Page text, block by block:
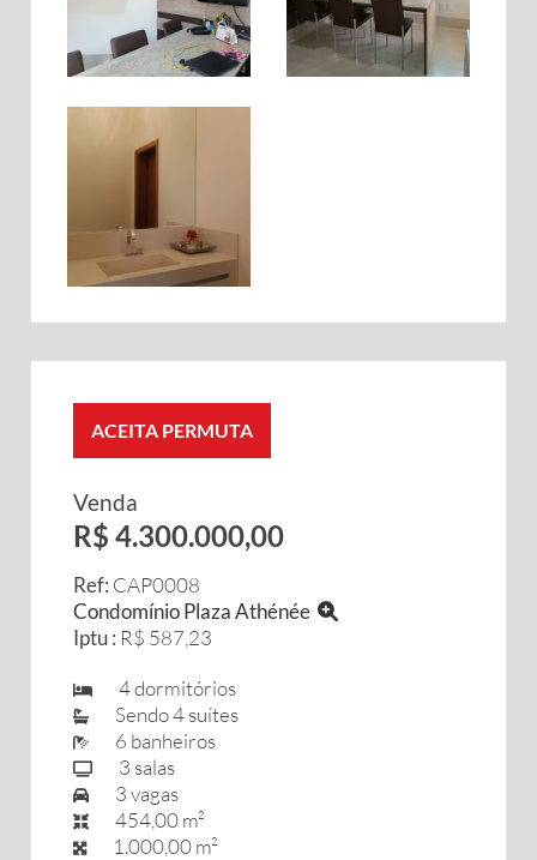
ACEITA PERMUTA
Venda
R$ 4.300.000,00
Ref: CAP0008
Condomínio Plaza Athénée
Iptu : R$ 587,23
4 dormitórios
Sendo 4 suítes
6 banheiros
3 salas
3 vagas
454,00 m²
1.000,00 m²